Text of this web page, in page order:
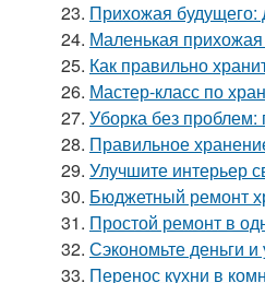
23. Прихожая будущего:
24. Маленькая прихожая
25. Как правильно
26. Мастер-класс по
27. Уборка без проблем:
28. Правильное
29. Улучшите интерьер
30. Бюджетный ремонт
31. Простой ремонт в
32. Сэкономьте деньги
33. Перенос кухни в